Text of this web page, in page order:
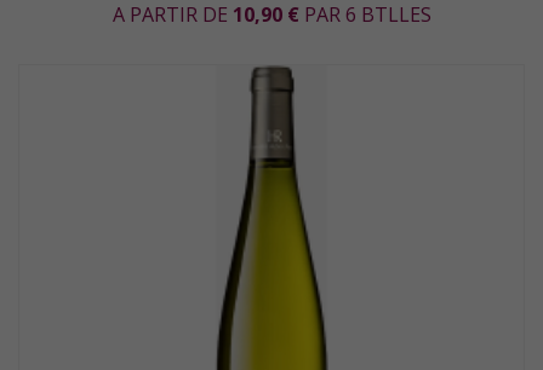
A PARTIR DE 10,90 € PAR 6 BTLLES